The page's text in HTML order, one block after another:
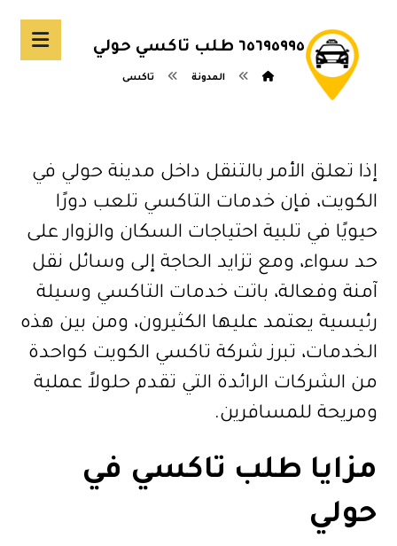
٦٥٦٩٥٩٩٥ طلب تاكسي حولي
المدونة تاكسى
إذا تعلق الأمر بالتنقل داخل مدينة حولي في
الكويت، فإن خدمات التاكسي تلعب دورًا
حيويًا في تلبية احتياجات السكان والزوار على
حد سواء، ومع تزايد الحاجة إلى وسائل نقل
آمنة وفعالة، باتت خدمات التاكسي وسيلة
رئيسية يعتمد عليها الكثيرون، ومن بين هذه
الخدمات، تبرز شركة تاكسي الكويت كواحدة
من الشركات الرائدة التي تقدم حلولاً عملية
ومريحة للمسافرين.
مزايا طلب تاكسي في
حولي